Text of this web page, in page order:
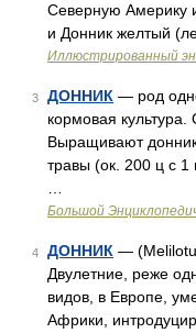
Северную Америку
и Донник желтый
Иллюстрированный
3 ДОННИК — род
кормовая
Выращивают
травы (ок. 200 ц с 1
Большой
4 ДОННИК —
Двулетние, реже
видов, в Европе,
Африки,